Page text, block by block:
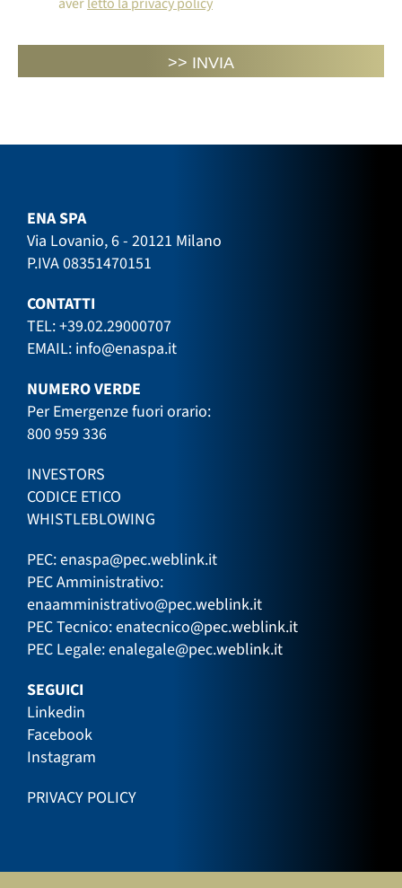
ENA SPA
Via Lovanio, 6 - 20121 Milano
P.IVA 08351470151
CONTATTI
TEL:+39.02.29000707
EMAIL: info@enaspa.it
NUMERO VERDE
Per Emergenze fuori orario:
800 959 336
INVESTORS
CODICE ETICO
WHISTLEBLOWING
PEC:enaspa@pec.weblink.it
PEC Amministrativo:
enaamministrativo@pec.weblink.it
PEC Tecnico:enatecnico@pec.weblink.it
PEC Legale:enalegale@pec.weblink.it
SEGUICI
Linkedin
Facebook
Instagram
PRIVACY POLICY